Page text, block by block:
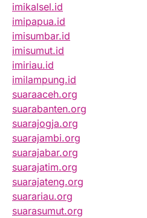
imikalsel.id
imipapua.id
imisumbar.id
imisumut.id
imiriau.id
imilampung.id
suaraaceh.org
suarabanten.org
suarajogja.org
suarajambi.org
suarajabar.org
suarajatim.org
suarajateng.org
suarariau.org
suarasumut.org